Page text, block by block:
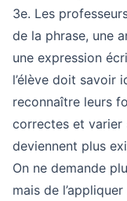
3e. Les
de la phrase, une
une expression
l’élève doit savoir
reconnaître leurs
correctes et varier
deviennent plus
On ne demande
mais de